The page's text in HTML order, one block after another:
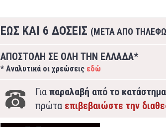
ΕΩΣ ΚΑΙ 6 ΔΟΣΕΙΣ (ΜΕΤΑ ΑΠΟ
ΑΠΟΣΤΟΛΗ ΣΕ ΟΛΗ ΤΗΝ ΕΛΛΑΔΑ*
* Αναλυτικά οι χρεώσεις εδώ
Για παραλαβή από το
πρώτα επιβεβαιώστε την